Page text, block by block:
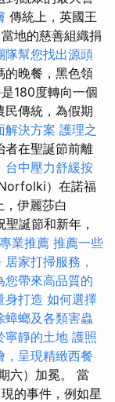
傳統上，英國王
地的慈善組織捐
隊幫您找出源頭
的晚餐，黑色領
180度轉向一個
民傳統，為假期
解決方案 護理之
者在聖誕節前離
台中壓力舒緩按
）在諾福
，伊麗莎白
誕節和新年，
業推薦 推薦一些
居家打掃服務，
您帶來高品質的
身打造 如何選擇
蟑螂及各類害蟲
寧靜的土地 護照
，呈現精緻西餐
六）加冕。 當
的事件，例如星